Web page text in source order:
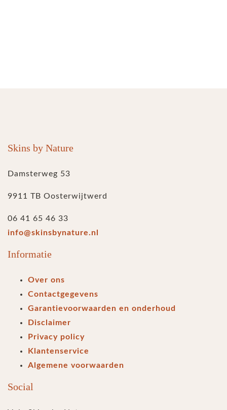
Skins by Nature
Damsterweg 53
9911 TB Oosterwijtwerd
06 41 65 46 33
info@skinsbynature.nl
Informatie
Over ons
Contactgegevens
Garantievoorwaarden en onderhoud
Disclaimer
Privacy policy
Klantenservice
Algemene voorwaarden
Social